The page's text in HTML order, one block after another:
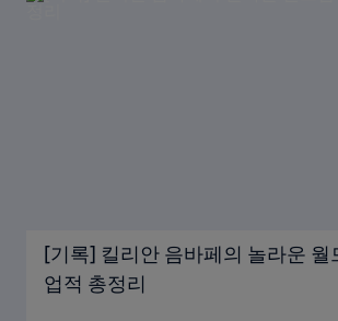
[기록] 킬리안 음바페의 놀라운 월
업적 총정리